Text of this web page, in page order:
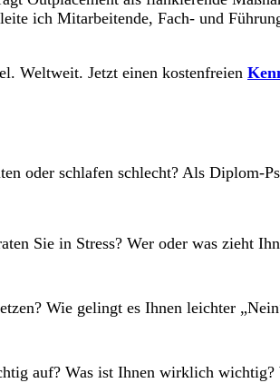
ich Mitarbeitende, Fach- und
Weltweit. Jetzt einen kostenfreien
oder schlafen schlecht? Als Diplom-
Sie in Stress? Wer oder was zieht
Wie gelingt es Ihnen leichter
auf? Was ist Ihnen wirklich wichtig?